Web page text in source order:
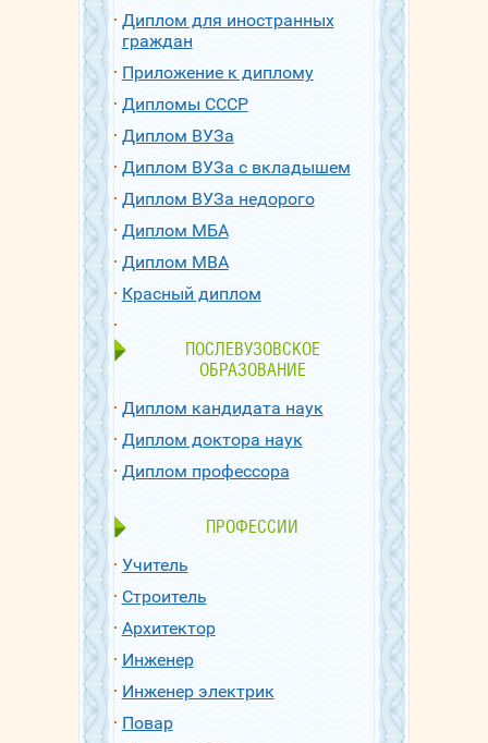
Диплом для иностранных
граждан
Приложение к диплому
Дипломы СССР
Диплом ВУЗа
Диплом ВУЗа с вкладышем
Диплом ВУЗа недорого
Диплом МБА
Диплом МВА
Красный диплом
ПОСЛЕВУЗОВСКОЕ
ОБРАЗОВАНИЕ
Диплом кандидата наук
Диплом доктора наук
Диплом профессора
ПРОФЕССИИ
Учитель
Строитель
Архитектор
Инженер
Инженер электрик
Повар